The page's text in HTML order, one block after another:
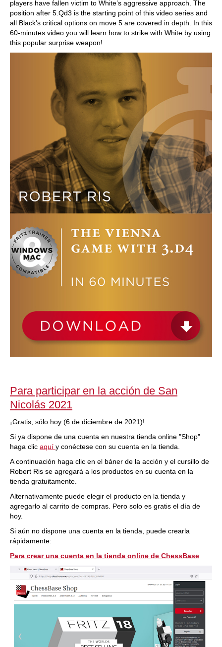
players have fallen victim to White’s aggressive approach. The
position after 5.Qd3 is the starting point of this video series and
all Black’s critical options on move 5 are covered in depth. In this
60-minutes video you will learn how to strike with White by using
this popular surprise weapon!
Para participar en la acción de San
Nicolás 2021
¡Gratis, sólo hoy (6 de diciembre de 2021)!
Si ya dispone de una cuenta en nuestra tienda online "Shop"
haga clic aquí y conéctese con su cuenta en la tienda.
A continuación haga clic en el báner de la acción y el cursillo de
Robert Ris se agregará a los productos en su cuenta en la
tienda gratuitamente.
Alternativamente puede elegir el producto en la tienda y
agregarlo al carrito de compras. Pero solo es gratis el día de
hoy.
Si aún no dispone una cuenta en la tienda, puede crearla
rápidamente:
Para crear una cuenta en la tienda online de ChessBase